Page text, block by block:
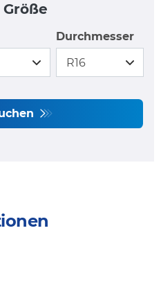
Durchmesser